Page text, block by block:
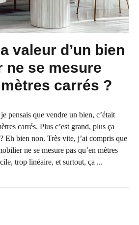
valeur d’un bien
ne se mesure
mètres carrés ?
pensais que vendre un bien, c’était
carrés. Plus c’est grand, plus ça
Eh bien non. Très vite, j’ai compris que
ne se mesure pas qu’en mètres
trop linéaire, et surtout, ça ...